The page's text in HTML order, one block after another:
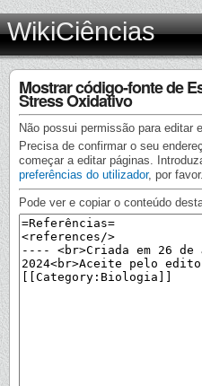
WikiCiências
Mostrar código-fonte de
Stress Oxidativo
Não possui permissão para editar
Precisa de confirmar o seu
começar a editar páginas.
preferências do utilizador, por favor.
Pode ver e copiar o conteúdo